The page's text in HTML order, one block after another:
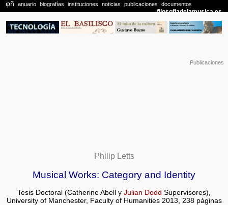
Publicaciones
Philip Letts
Musical Works: Category and Identity
Tesis Doctoral (Catherine Abell y Julian Dodd Supervisores),
University of Manchester, Faculty of Humanities 2013, 238 páginas